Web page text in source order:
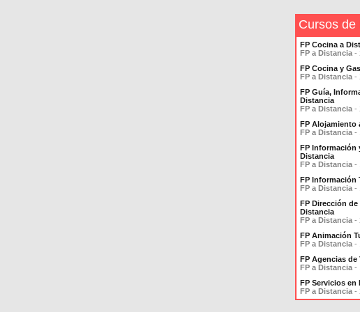
Cursos de
FP Cocina a
FP a Distancia -
FP Cocina y
FP a Distancia -
FP Guía,
Distancia
FP a Distancia -
FP Alojamiento
FP a Distancia -
FP Información
Distancia
FP a Distancia -
FP Información
FP a Distancia -
FP Dirección
Distancia
FP a Distancia -
FP Animación
FP a Distancia -
FP Agencias de
FP a Distancia -
FP Servicios en
FP a Distancia -